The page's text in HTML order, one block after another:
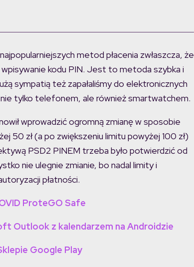
metod płacenia zwłaszcza, że
kodu PIN. Jest to metoda szybka i
sympatią też zapałaliśmy do elektronicznych
tylko telefonem, ale również smartwatchem.
wprowadzić ogromną zmianę w sposobie
50 zł (a po zwiększeniu limitu powyżej 100 zł)
PSD2 PINEM trzeba było potwierdzić od
nie ulegnie zmianie, bo nadal limity i
płatności.
ProteGO Safe
Outlook z kalendarzem na Androidzie
Google Play